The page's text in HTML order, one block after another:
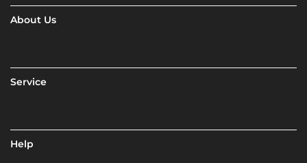
About Us
Service
Help